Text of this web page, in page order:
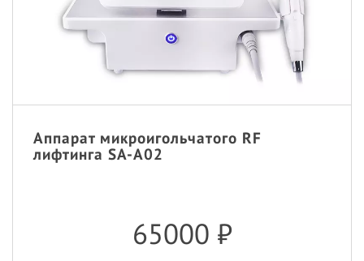
Аппарат микроигольчатого RF
лифтинга SA-A02
65000 ₽